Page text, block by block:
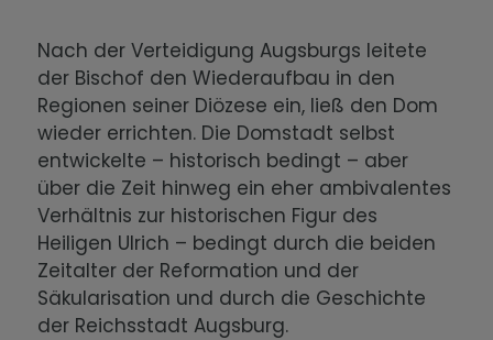
Nach der Verteidigung Augsburgs leitete
der Bischof den Wiederaufbau in den
Regionen seiner Diözese ein, ließ den Dom
wieder errichten. Die Domstadt selbst
entwickelte – historisch bedingt – aber
über die Zeit hinweg ein eher ambivalentes
Verhältnis zur historischen Figur des
Heiligen Ulrich – bedingt durch die beiden
Zeitalter der Reformation und der
Säkularisation und durch die Geschichte
der Reichsstadt Augsburg.